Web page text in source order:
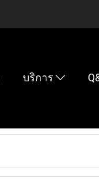
บริการ